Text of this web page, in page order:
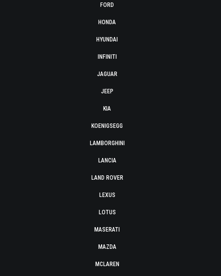
FORD
HONDA
HYUNDAI
INFINITI
JAGUAR
JEEP
KIA
KOENIGSEGG
LAMBORGHINI
LANCIA
LAND ROVER
LEXUS
LOTUS
MASERATI
MAZDA
MCLAREN